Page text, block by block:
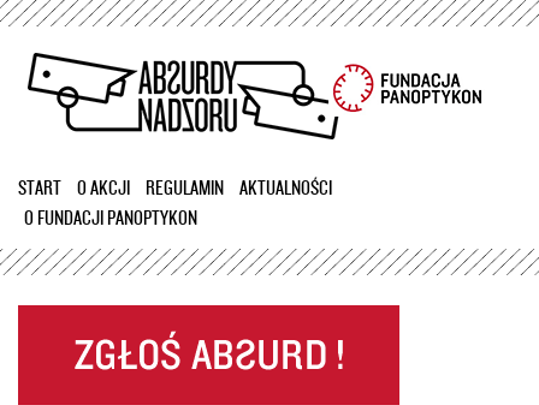
Przejdź
treści
START O AKCJI REGULAMIN
AKTUALNOŚCI
O FUNDACJI PANOPTYKON